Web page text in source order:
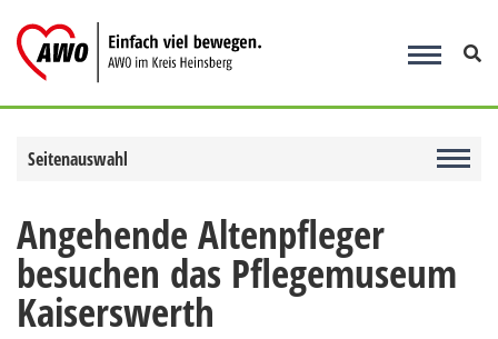
Inhalt
springen
Seitenauswahl
Angehende Altenpfleger
besuchen das Pflegemuseum
Kaiserswerth